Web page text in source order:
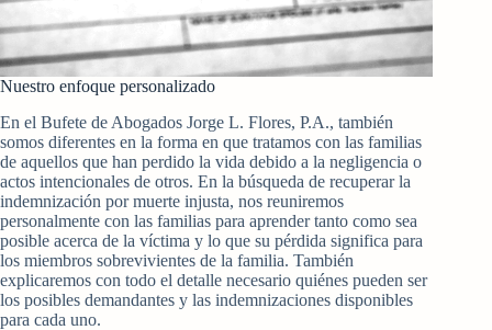
Nuestro enfoque personalizado
En el Bufete de Abogados Jorge L. Flores, P.A., también
somos diferentes en la forma en que tratamos con las familias
de aquellos que han perdido la vida debido a la negligencia o
actos intencionales de otros. En la búsqueda de recuperar la
indemnización por muerte injusta, nos reuniremos
personalmente con las familias para aprender tanto como sea
posible acerca de la víctima y lo que su pérdida significa para
los miembros sobrevivientes de la familia. También
explicaremos con todo el detalle necesario quiénes pueden ser
los posibles demandantes y las indemnizaciones disponibles
para cada uno.